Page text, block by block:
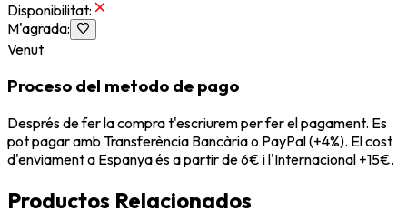
Disponibilitat:
M'agrada:
Venut
Proceso del metodo de pago
Després de fer la compra t'escriurem per fer el pagament. Es
pot pagar amb Transferència Bancària o PayPal (+4%). El cost
d'enviament a Espanya és a partir de 6€ i l'Internacional +15€.
Productos Relacionados